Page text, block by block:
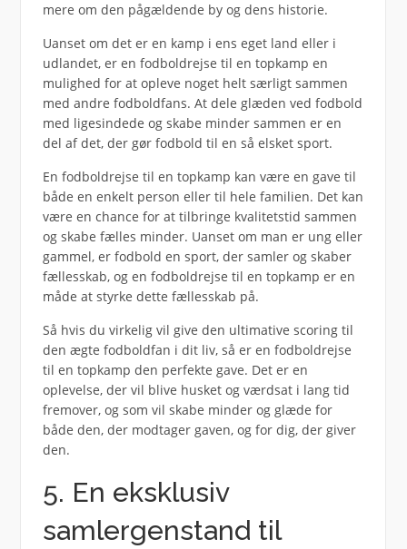
mere om den pågældende by og dens historie.
Uanset om det er en kamp i ens eget land eller i
udlandet, er en fodboldrejse til en topkamp en
mulighed for at opleve noget helt særligt sammen
med andre fodboldfans. At dele glæden ved fodbold
med ligesindede og skabe minder sammen er en
del af det, der gør fodbold til en så elsket sport.
En fodboldrejse til en topkamp kan være en gave til
både en enkelt person eller til hele familien. Det kan
være en chance for at tilbringe kvalitetstid sammen
og skabe fælles minder. Uanset om man er ung eller
gammel, er fodbold en sport, der samler og skaber
fællesskab, og en fodboldrejse til en topkamp er en
måde at styrke dette fællesskab på.
Så hvis du virkelig vil give den ultimative scoring til
den ægte fodboldfan i dit liv, så er en fodboldrejse
til en topkamp den perfekte gave. Det er en
oplevelse, der vil blive husket og værdsat i lang tid
fremover, og som vil skabe minder og glæde for
både den, der modtager gaven, og for dig, der giver
den.
5. En eksklusiv
samlergenstand til